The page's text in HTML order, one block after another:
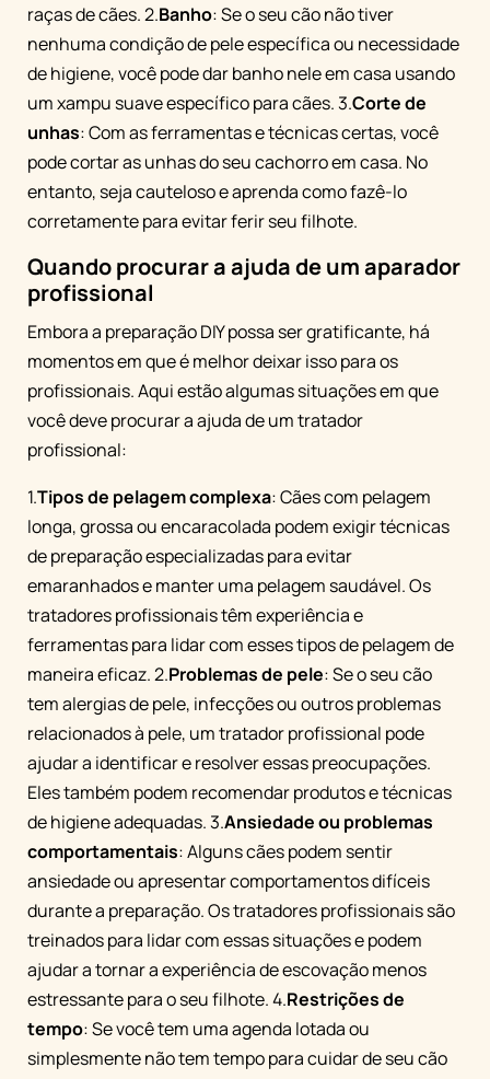
raças de cães. 2.Banho: Se o seu cão não tiver
nenhuma condição de pele específica ou necessidade
de higiene, você pode dar banho nele em casa usando
um xampu suave específico para cães. 3.Corte de
unhas: Com as ferramentas e técnicas certas, você
pode cortar as unhas do seu cachorro em casa. No
entanto, seja cauteloso e aprenda como fazê-lo
corretamente para evitar ferir seu filhote.
Quando procurar a ajuda de um aparador
profissional
Embora a preparação DIY possa ser gratificante, há
momentos em que é melhor deixar isso para os
profissionais. Aqui estão algumas situações em que
você deve procurar a ajuda de um tratador
profissional:
1.Tipos de pelagem complexa: Cães com pelagem
longa, grossa ou encaracolada podem exigir técnicas
de preparação especializadas para evitar
emaranhados e manter uma pelagem saudável. Os
tratadores profissionais têm experiência e
ferramentas para lidar com esses tipos de pelagem de
maneira eficaz. 2.Problemas de pele: Se o seu cão
tem alergias de pele, infecções ou outros problemas
relacionados à pele, um tratador profissional pode
ajudar a identificar e resolver essas preocupações.
Eles também podem recomendar produtos e técnicas
de higiene adequadas. 3.Ansiedade ou problemas
comportamentais: Alguns cães podem sentir
ansiedade ou apresentar comportamentos difíceis
durante a preparação. Os tratadores profissionais são
treinados para lidar com essas situações e podem
ajudar a tornar a experiência de escovação menos
estressante para o seu filhote. 4.Restrições de
tempo: Se você tem uma agenda lotada ou
simplesmente não tem tempo para cuidar de seu cão